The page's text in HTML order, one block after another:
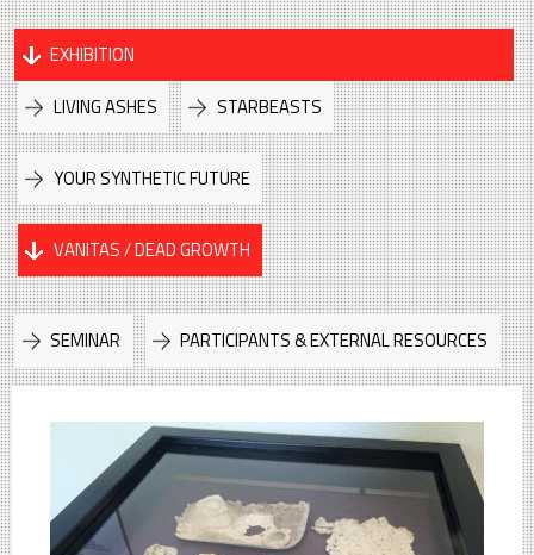
EXHIBITION
LIVING ASHES
STARBEASTS
YOUR SYNTHETIC FUTURE
VANITAS / DEAD GROWTH
SEMINAR PARTICIPANTS & EXTERNAL RESOURCES